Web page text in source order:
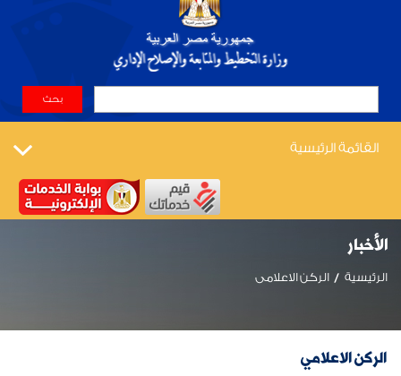
القائمة الرئيسية
الأخبار
الرئيسية الركن الاعلامى
الركن الاعلامي